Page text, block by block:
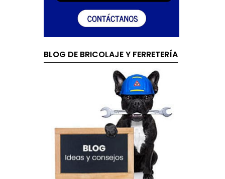
BLOG DE BRICOLAJE Y FERRETERÍA